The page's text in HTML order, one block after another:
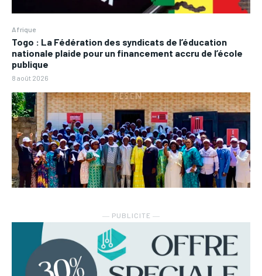
Afrique
Togo : La Fédération des syndicats de l’éducation
nationale plaide pour un financement accru de l’école
publique
8 août 2026
― PUBLICITE ―